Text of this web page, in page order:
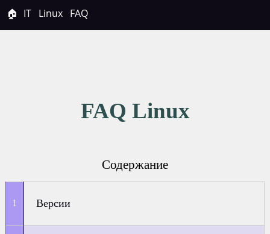
🏠 IT Linux FAQ
FAQ Linux
Содержание
Версии